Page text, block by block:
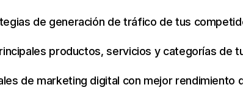
de generación de tráfico de tus
productos, servicios y categorías de
de marketing digital con mejor rendimiento